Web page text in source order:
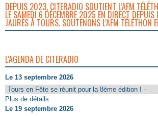
DEPUIS 2023, CITERADIO SOUTIENT L’AFM
LE SAMEDI 6 DÉCEMBRE 2025 EN DIRECT DEPUIS
JAURÈS À TOURS. SOUTENONS L’AFM TÉLÉTHON
L'AGENDA DE CITERADIO
Le 13 septembre 2026
Tours en Fête se réunit pour la 8ème édition ! -
Plus de détails
Le 19 septembre 2026